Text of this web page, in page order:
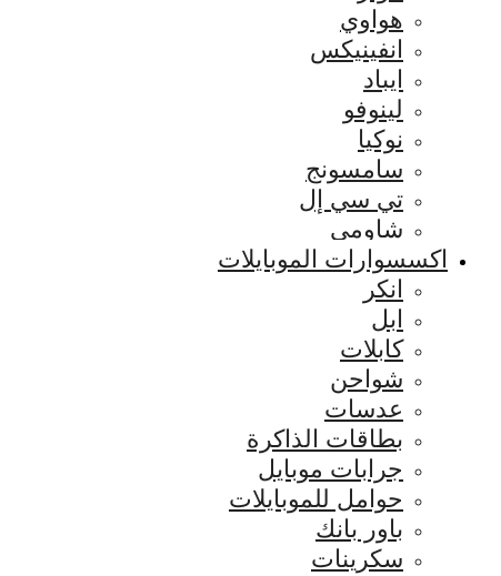
هواوي
انفينيكس
ايباد
لينوفو
نوكيا
سامسونج
تي سي إل
شاومي
اكسسوارات الموبايلات
انكر
ابل
كابلات
شواحن
عدسات
بطاقات الذاكرة
جرابات موبايل
حوامل للموبايلات
باور بانك
سكرينات